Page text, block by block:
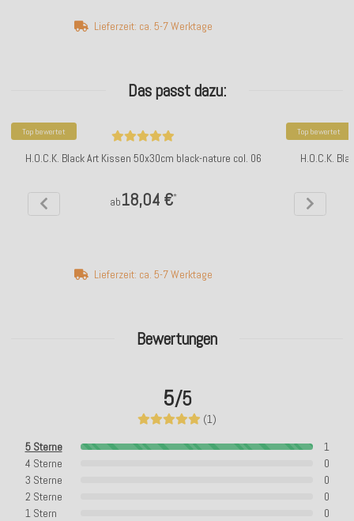
Bewertungen
5/5
(1)
5 Sterne
1
4 Sterne
0
3 Sterne
0
2 Sterne
0
1 Stern
0
Lieferzeit: ca. 5-7 Werktage
Das passt dazu:
Top bewertet
H.O.C.K. Black Art Kissen 50x30cm black-nature col. 06
ab18,04 €*
Lieferzeit: ca. 5-7 Werktage
Top bewertet
H.O.C.K.